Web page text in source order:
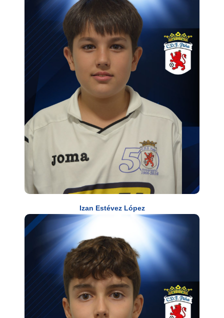
Izan Estévez López